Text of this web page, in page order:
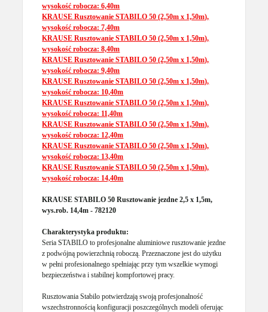
wysokość robocza: 6,40m
KRAUSE Rusztowanie STABILO 50 (2,50m x 1,50m),
wysokość robocza: 7,40m
KRAUSE Rusztowanie STABILO 50 (2,50m x 1,50m),
wysokość robocza: 8,40m
KRAUSE Rusztowanie STABILO 50 (2,50m x 1,50m),
wysokość robocza: 9,40m
KRAUSE Rusztowanie STABILO 50 (2,50m x 1,50m),
wysokość robocza: 10,40m
KRAUSE Rusztowanie STABILO 50 (2,50m x 1,50m),
wysokość robocza: 11,40m
KRAUSE Rusztowanie STABILO 50 (2,50m x 1,50m),
wysokość robocza: 12,40m
KRAUSE Rusztowanie STABILO 50 (2,50m x 1,50m),
wysokość robocza: 13,40m
KRAUSE Rusztowanie STABILO 50 (2,50m x 1,50m),
wysokość robocza: 14,40m
KRAUSE STABILO 50 Rusztowanie jezdne 2,5 x 1,5m,
wys.rob. 14,4m - 782120
Charakterystyka produktu:
Seria STABILO to profesjonalne aluminiowe rusztowanie jezdne
z podwójną powierzchnią roboczą. Przeznaczone jest do użytku
w pełni profesionalnego spełniając przy tym wszelkie wymogi
bezpieczeństwa i stabilnej kompfortowej pracy.
Rusztowania Stabilo potwierdzają swoją profesjonalność
wszechstronnością konfiguracji poszczególnych modeli oferując